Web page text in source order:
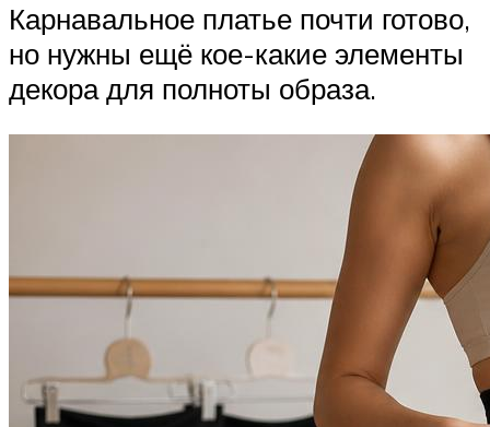
Карнавальное платье почти готово,
но нужны ещё кое-какие элементы
декора для полноты образа.